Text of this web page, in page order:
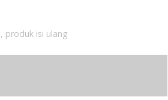
, produk isi ulang